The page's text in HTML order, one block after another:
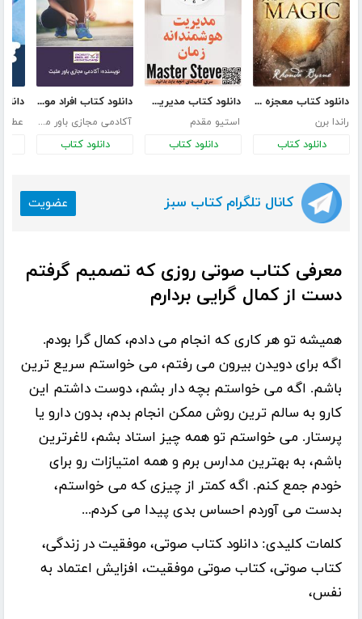
دانلود کتاب معجزه شکرگزاری (جادو)
راندا برن
دانلود کتاب
دانلود کتاب مدیریت هوشمندانه زمان
استیو مقدم
دانلود کتاب
دانلود کتاب افراد موفق چه اصولی را دارند؟
آکادمی مجازی باور مثبت
دانلود کتاب
کانال تلگرام کتاب سبز عضویت
معرفی کتاب صوتی روزی که تصمیم گرفتم
دست از کمال گرایی بردارم
همیشه تو هر کاری که انجام می دادم، کمال گرا بودم.
اگه برای دویدن بیرون می رفتم، می خواستم سریع ترین
باشم. اگه می خواستم بچه دار بشم، دوست داشتم این
کارو به سالم ترین روش ممکن انجام بدم، بدون دارو یا
پرستار. می خواستم تو همه چیز استاد بشم، لاغرترین
باشم، به بهترین مدارس برم و همه امتیازات رو برای
خودم جمع کنم. اگه کمتر از چیزی که می خواستم،
بدست می آوردم احساس بدی پیدا می کردم...
کلمات کلیدی: دانلود کتاب صوتی، موفقیت در زندگی،
کتاب صوتی، کتاب صوتی موفقیت، افزایش اعتماد به
نفس،